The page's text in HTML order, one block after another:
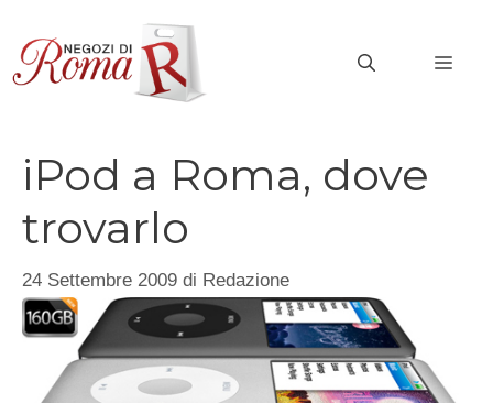
contenuto
iPod a Roma, dove
trovarlo
24 Settembre 2009 di Redazione